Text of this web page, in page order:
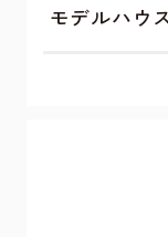
モデルハウ